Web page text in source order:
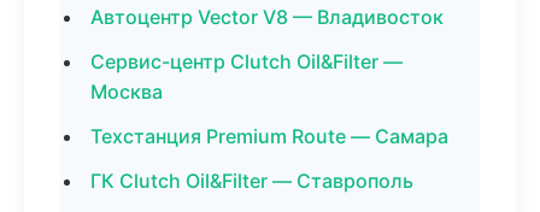
Автоцентр Vector V8 — Владивосток
Сервис-центр Clutch Oil&Filter —
Москва
Техстанция Premium Route — Самара
ГК Clutch Oil&Filter — Ставрополь